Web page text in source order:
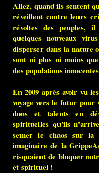
Allez, quand ils sentent
réveillent contre leurs
révoltes des peuples,
quelques nouveaux
disperser dans la nature
sont ni plus ni moins
des populations innocentes
En 2009 après avoir vu
voyage vers le futur pour
dons et talents en
spirituelles qu'ils
semer le chaos sur la
imaginaire de la
risquaient de bloquer
et spirituel !